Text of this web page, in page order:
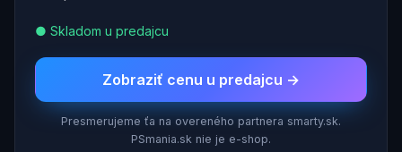
● Skladom u predajcu
Zobraziť cenu u predajcu →
Presmerujeme ťa na overeného partnera smarty.sk.
PSmania.sk nie je e-shop.